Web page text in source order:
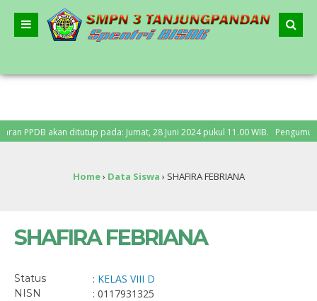
akan ditutup pada: Jumat, 28 Juni 2024 pukul 11.00 WIB. Pengumuman
Home› Data Siswa › SHAFIRA FEBRIANA
SHAFIRA FEBRIANA
Status : KELAS VIII D
NISN : 0117931325